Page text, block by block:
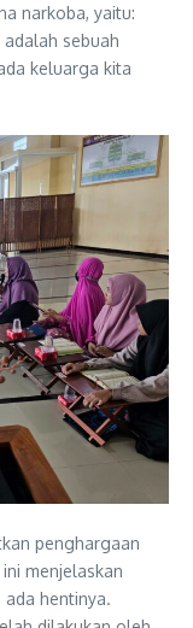
narkoba, yaitu:
sebuah
keluarga kita
penghargaan
menjelaskan
hentinya.